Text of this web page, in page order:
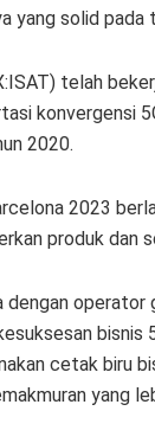
yang solid pada
telah
konvergensi
2020.
2023
produk dan
dengan
bisnis
cetak biru
yang